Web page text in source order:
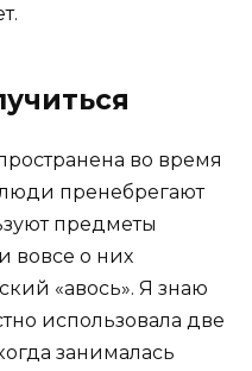
во время
пренебрегают
предметы
вовсе о них
«авось». Я знаю
использовала две
занималась